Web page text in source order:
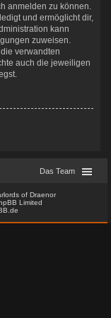
anmelden zu können.
und ermöglicht dir,
kann
zuweisen.
verwandten
auch die jeweiligen
Das Team
of Draenor
Limited